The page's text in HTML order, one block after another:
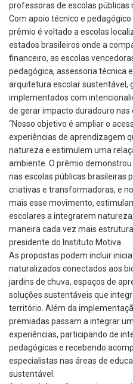
professoras de escolas públicas
Com apoio técnico e
prêmio é voltado a escolas
estados brasileiros onde a
financeiro, as escolas
pedagógica, assessoria técnica
arquitetura escolar sustentável,
implementados com
de gerar impacto duradouro nas
“Nosso objetivo é ampliar o
experiências de aprendizagem
natureza e estimulem uma
ambiente. O prêmio
nas escolas públicas brasileiras
criativas e transformadoras, e
mais esse movimento,
escolares a integrarem
maneira cada vez mais
presidente do Instituto Motiva.
As propostas podem incluir
naturalizados conectados aos
jardins de chuva, espaços de
soluções sustentáveis que
território. Além da
premiadas passam a integrar
experiências, participando de
pedagógicas e recebendo
especialistas nas áreas de
sustentável.